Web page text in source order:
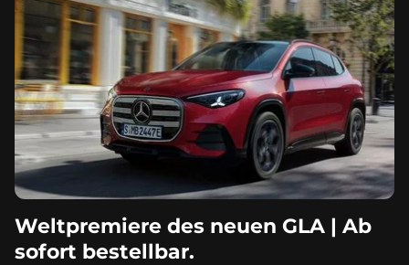
Weltpremiere des neuen GLA | Ab
sofort bestellbar.